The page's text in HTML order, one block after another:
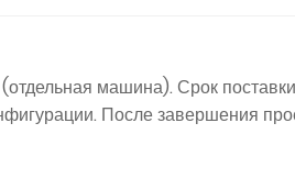
машина). Срок
После завершения